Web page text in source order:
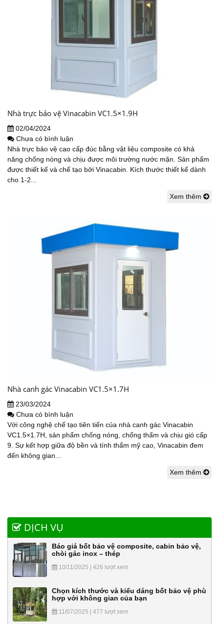
Nhà trực bảo vệ Vinacabin VC1.5×1.9H
02/04/2024
Chưa có bình luận
Nhà trực bảo vệ cao cấp đúc bằng vật liệu composite có khả
năng chống nóng và chịu được môi trường nước mặn. Sản phẩm
được thiết kế và chế tạo bởi Vinacabin. Kích thước thiết kế dành
cho 1-2...
Xem thêm
Nhà canh gác Vinacabin VC1.5×1.7H
23/03/2024
Chưa có bình luận
Với công nghệ chế tạo tiên tiến của nhà canh gác Vinacabin
VC1.5×1.7H, sản phẩm chống nóng, chống thấm và chịu gió cấp
9. Sự kết hợp giữa độ bền và tính thẩm mỹ cao, Vinacabin đem
đến không gian...
Xem thêm
DỊCH VỤ
Báo giá bốt bảo vệ composite, cabin bảo vệ,
chòi gác inox – thép
10/11/2025 | 426 lượt xem
Chọn kích thước và kiểu dáng bốt bảo vệ phù
hợp với không gian của bạn
11/07/2025 | 477 lượt xem